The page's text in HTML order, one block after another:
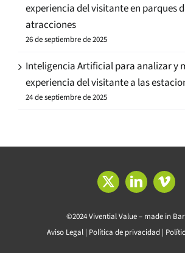
experiencia del visitante en parques
atracciones
26 de septiembre de 2025
Inteligencia Artificial para analizar y
experiencia del visitante a las
24 de septiembre de 2025
©2024 Vivential Value – made in
Aviso Legal| Política de privacidad|